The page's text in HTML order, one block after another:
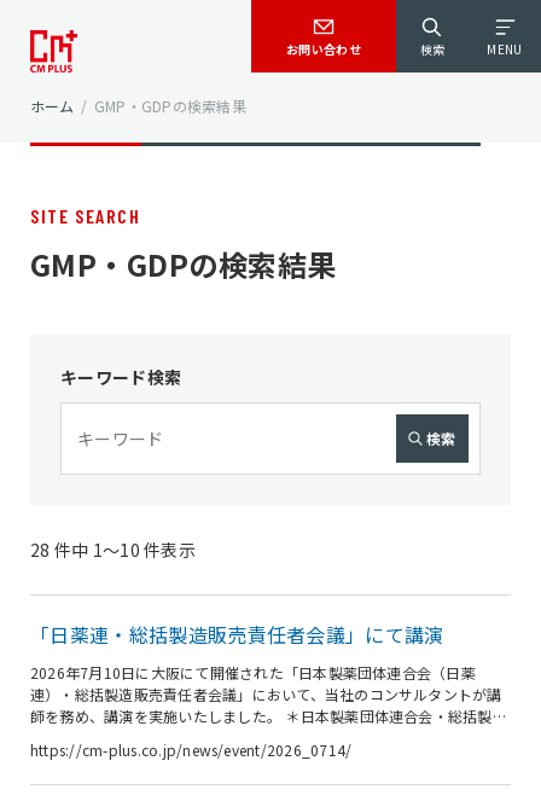
検索 MENU
お問い合わせ
ホーム / GMP・GDPの検索結果
SITE SEARCH
GMP・GDPの検索結果
キーワード検索
28 件中 1〜10 件表示
「日薬連・総括製造販売責任者会議」にて講演
2026年7月10日に大阪にて開催された「日本製薬団体連合会（日薬
連）・総括製造販売責任者会議」において、当社のコンサルタントが講
師を務め、講演を実施いたしました。 ＊日本製薬団体連合会・総括製造
等総括製造販売責任者が一堂に会して情報交換を行うとともに、医薬品
の製造販売に係るリスクや危機管理に関する知識の習得や経験の共有を
https://cm-plus.co.jp/news/event/2026_0714/